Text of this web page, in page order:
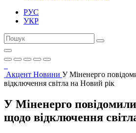
РУС
УКР
Акцент Новини У Міненерго
відключення світла на Новий рік
У Міненерго
щодо відключення